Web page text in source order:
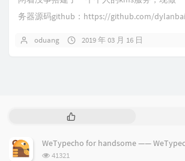
务器源码github：https://github.com/
oduang 2019 年 03 月 16 日
文
WeTypecho for handsome ——
浏
41321